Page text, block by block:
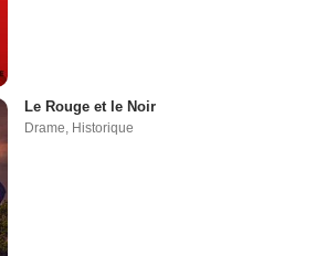
Le Rouge et le Noir
Drame, Historique